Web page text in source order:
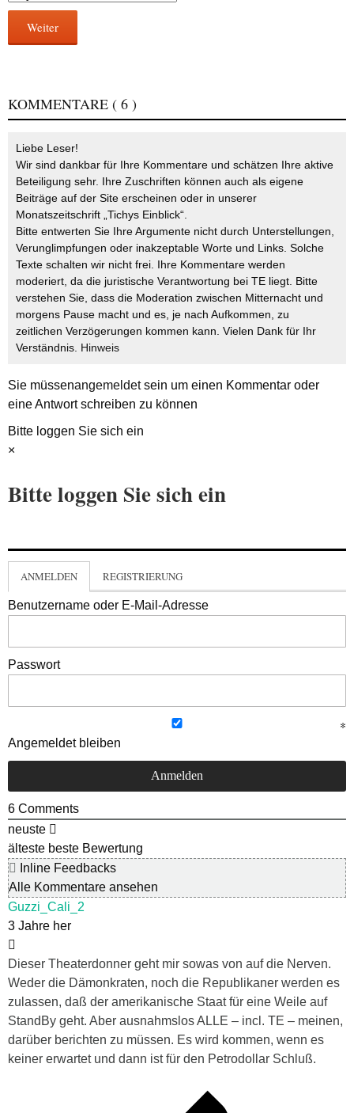
Weiter
KOMMENTARE ( 6 )
Liebe Leser!
Wir sind dankbar für Ihre Kommentare und schätzen Ihre aktive
Beteiligung sehr. Ihre Zuschriften können auch als eigene
Beiträge auf der Site erscheinen oder in unserer
Monatszeitschrift „Tichys Einblick“.
Bitte entwerten Sie Ihre Argumente nicht durch Unterstellungen,
Verunglimpfungen oder inakzeptable Worte und Links. Solche
Texte schalten wir nicht frei. Ihre Kommentare werden
moderiert, da die juristische Verantwortung bei TE liegt. Bitte
verstehen Sie, dass die Moderation zwischen Mitternacht und
morgens Pause macht und es, je nach Aufkommen, zu
zeitlichen Verzögerungen kommen kann. Vielen Dank für Ihr
Verständnis. Hinweis
Sie müssenangemeldetsein um einen Kommentar oder
eine Antwort schreiben zu können
Bitte loggen Sie sich ein
×
Bitte loggen Sie sich ein
ANMELDEN REGISTRIERUNG
Benutzername oder E-Mail-Adresse
Passwort
Angemeldet bleiben
6 Comments
neuste
älteste beste Bewertung
Inline Feedbacks
Alle Kommentare ansehen
Guzzi_Cali_2
3 Jahre her
Dieser Theaterdonner geht mir sowas von auf die Nerven.
Weder die Dämonkraten, noch die Republikaner werden es
zulassen, daß der amerikanische Staat für eine Weile auf
StandBy geht. Aber ausnahmslos ALLE – incl. TE – meinen,
darüber berichten zu müssen. Es wird kommen, wenn es
keiner erwartet und dann ist für den Petrodollar Schluß.